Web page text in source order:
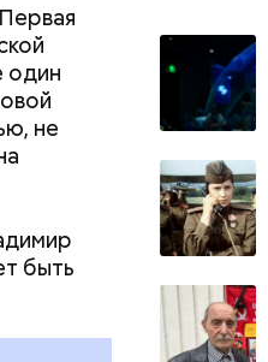
один
не
быть